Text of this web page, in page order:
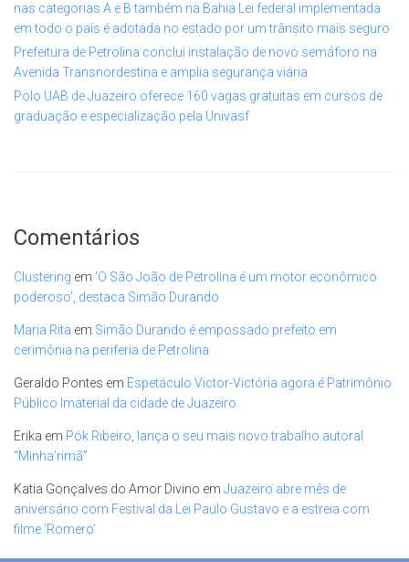
nas categorias A e B também na Bahia Lei federal implementada
em todo o país é adotada no estado por um trânsito mais seguro
Prefeitura de Petrolina conclui instalação de novo semáforo na
Avenida Transnordestina e amplia segurança viária
Polo UAB de Juazeiro oferece 160 vagas gratuitas em cursos de
graduação e especialização pela Univasf
Comentários
Clustering em ‘O São João de Petrolina é um motor econômico
poderoso’, destaca Simão Durando
Maria Rita em Simão Durando é empossado prefeito em
cerimônia na periferia de Petrolina
Geraldo Pontes em Espetáculo Victor-Victória agora é Patrimônio
Público Imaterial da cidade de Juazeiro
Erika em Pók Ribeiro, lança o seu mais novo trabalho autoral
“Minha’rimã”
Katia Gonçalves do Amor Divino em Juazeiro abre mês de
aniversário com Festival da Lei Paulo Gustavo e a estreia com
filme ‘Romero’